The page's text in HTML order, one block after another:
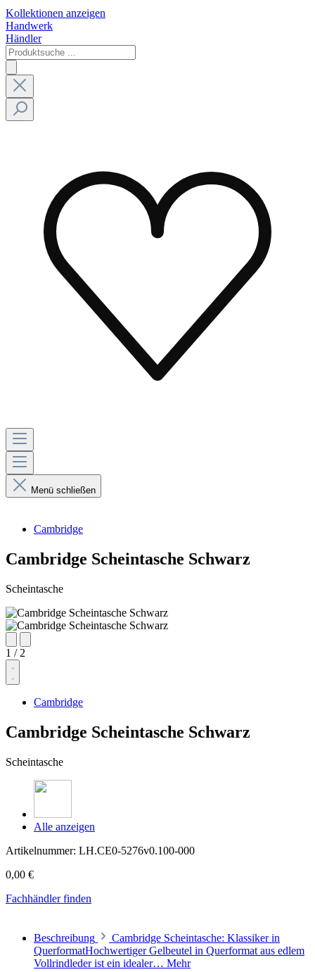
Kollektionen anzeigen
Handwerk
Händler
Menü schließen
Cambridge
Cambridge Scheintasche Schwarz
Scheintasche
1 / 2
Cambridge
Cambridge Scheintasche Schwarz
Scheintasche
Alle anzeigen
Artikelnummer: LH.CE0-5276v0.100-000
0,00 €
Fachhändler finden
Beschreibung
Cambridge Scheintasche: Klassiker in
QuerformatHochwertiger Gelbeutel in Querformat aus edlem
Vollrindleder ist ein idealer… Mehr